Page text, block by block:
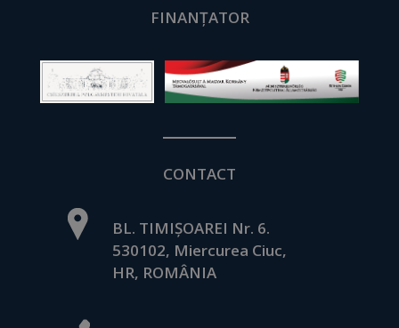
FINANȚATOR
CONTACT
BL. TIMIȘOAREI Nr. 6.
530102, Miercurea Ciuc,
HR, ROMÂNIA